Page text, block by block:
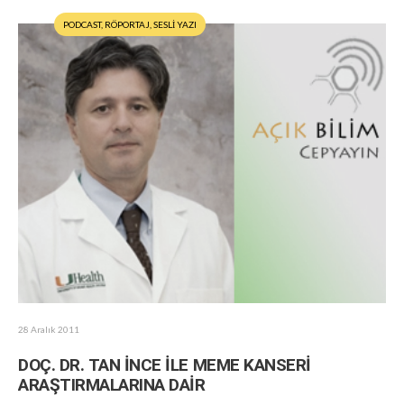
PODCAST, RÖPORTAJ SESLİ YAZI
28 Aralık 2011
DOÇ. DR. TAN İNCE İLE MEME KANSERİ
ARAŞTIRMALARINA DAİR